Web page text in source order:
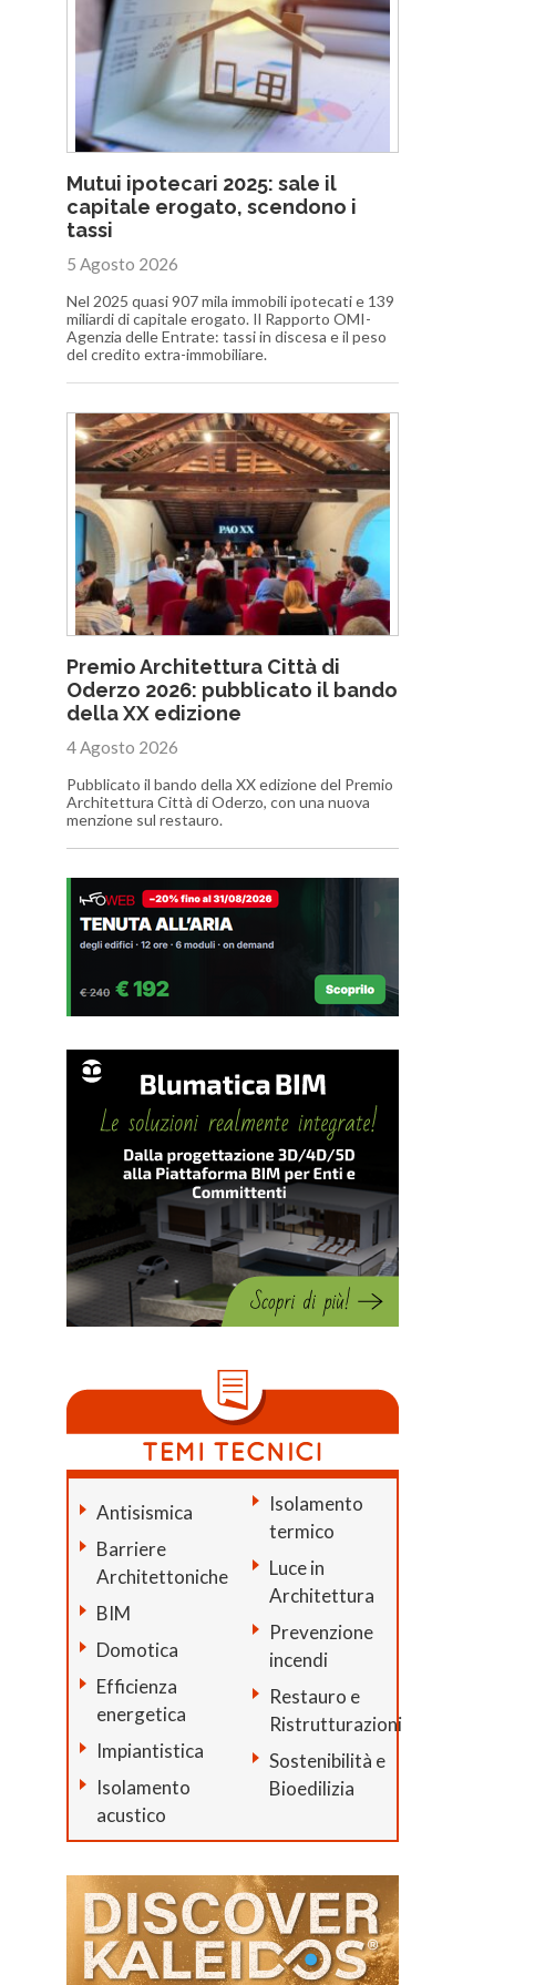
Mutui ipotecari 2025: sale il
capitale erogato, scendono i
tassi
5 Agosto 2026
Nel 2025 quasi 907 mila immobili ipotecati e 139
miliardi di capitale erogato. Il Rapporto OMI-
Agenzia delle Entrate: tassi in discesa e il peso
del credito extra-immobiliare.
Premio Architettura Città di
Oderzo 2026: pubblicato il bando
della XX edizione
4 Agosto 2026
Pubblicato il bando della XX edizione del Premio
Architettura Città di Oderzo, con una nuova
menzione sul restauro.
Antisismica
Barriere
Architettoniche
BIM
Domotica
Efficienza
energetica
Impiantistica
Isolamento
acustico
Isolamento
termico
Luce in
Architettura
Prevenzione
incendi
Restauro e
Ristrutturazioni
Sostenibilità e
Bioedilizia